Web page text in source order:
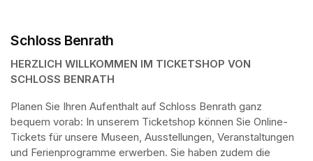
Schloss Benrath
HERZLICH WILLKOMMEN IM TICKETSHOP VON
SCHLOSS BENRATH
Planen Sie Ihren Aufenthalt auf Schloss Benrath ganz
bequem vorab: In unserem Ticketshop können Sie Online-
Tickets für unsere Museen, Ausstellungen, Veranstaltungen
und Ferienprogramme erwerben. Sie haben zudem die